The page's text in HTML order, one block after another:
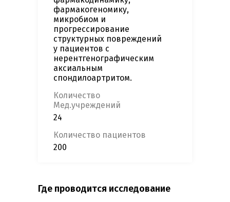
фармакогеномику,
микробиом и
прогрессирование
структурных повреждений
у пациентов с
нерентгенографическим
аксиальным
спондилоартритом.
Количество
Мед.учреждений
24
Количество пациентов
200
Где проводится исследование